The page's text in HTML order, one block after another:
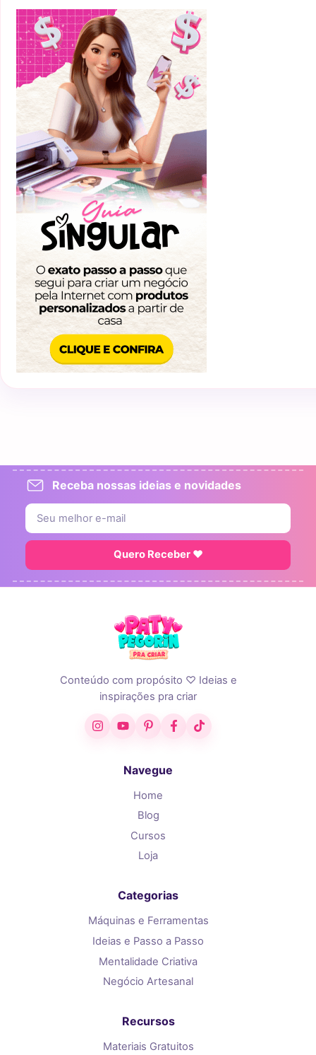
Receba nossas ideias e novidades
Quero Receber ♥
Conteúdo com propósito ♡ Ideias e
inspirações pra criar
InstagramYouTubePinterestFacebook
TikTok
Navegue
Home
Blog
Cursos
Loja
Categorias
Máquinas e Ferramentas
Ideias e Passo a Passo
Mentalidade Criativa
Negócio Artesanal
Recursos
Materiais Gratuitos